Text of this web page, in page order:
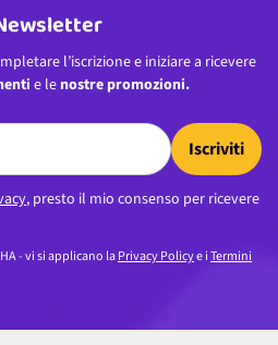
l’iscrizione e iniziare a ricevere
e le nostre promozioni.
Iscriviti
, presto il mio consenso per ricevere
- vi si applicano laPrivacy Policye iTermini